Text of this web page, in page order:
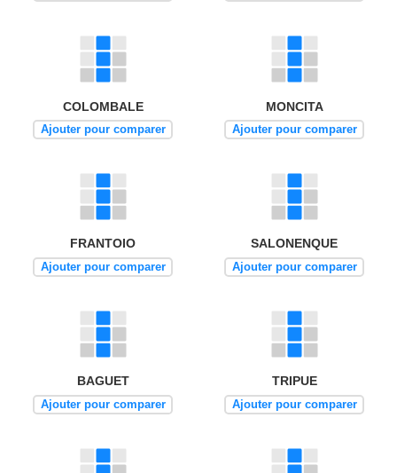
COLOMBALE
Ajouter pour comparer
MONCITA
Ajouter pour comparer
FRANTOIO
Ajouter pour comparer
SALONENQUE
Ajouter pour comparer
BAGUET
Ajouter pour comparer
TRIPUE
Ajouter pour comparer